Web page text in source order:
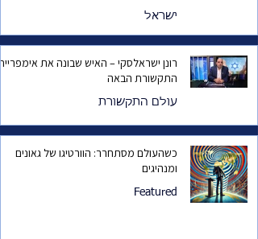
ישראל
רונן ישראלסקי – האיש שבונה את
התקשורת הבאה
עולם התקשורת
כשהעולם מסתחרר: הוורטיגו של גאונים
ומנהיגים
Featured